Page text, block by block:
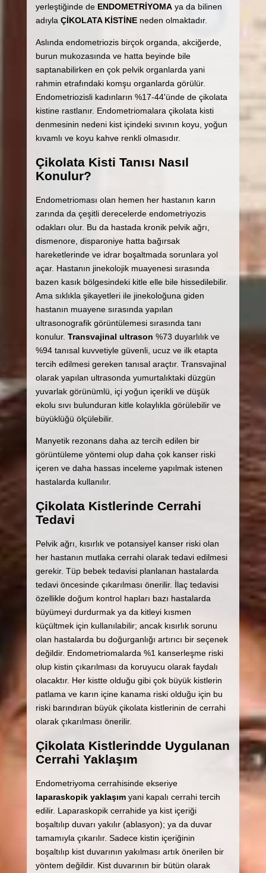
yerleştiğinde de ENDOMETRİYOMAya da bilinen
adıyla ÇİKOLATA KİSTİNEneden olmaktadır.
Aslında endometriozis birçok organda, akciğerde,
burun mukozasında ve hatta beyinde bile
saptanabilirken en çok pelvik organlarda yani
rahmin etrafındaki komşu organlarda görülür.
Endometriozisli kadınların %17-44'ünde de çikolata
kistine rastlanır. Endometriomalara çikolata kisti
denmesinin nedeni kist içindeki sıvının koyu, yoğun
kıvamlı ve koyu kahve renkli olmasıdır.
Çikolata Kisti Tanısı Nasıl
Konulur?
Endometrioması olan hemen her hastanın karın
zarında da çeşitli derecelerde endometriyozis
odakları olur. Bu da hastada kronik pelvik ağrı,
dismenore, disparoniye hatta bağırsak
hareketlerinde ve idrar boşaltmada sorunlara yol
açar. Hastanın jinekolojik muayenesi sırasında
bazen kasık bölgesindeki kitle elle bile hissedilebilir.
Ama sıklıkla şikayetleri ile jinekoloğuna giden
hastanın muayene sırasında yapılan
ultrasonografik görüntülemesi sırasında tanı
konulur. Transvajinal ultrason %73 duyarlılık ve
%94 tanısal kuvvetiyle güvenli, ucuz ve ilk etapta
tercih edilmesi gereken tanısal araçtır. Transvajinal
olarak yapılan ultrasonda yumurtalıktaki düzgün
yuvarlak görünümlü, içi yoğun içerikli ve düşük
ekolu sıvı bulunduran kitle kolaylıkla görülebilir ve
büyüklüğü ölçülebilir.
Manyetik rezonans daha az tercih edilen bir
görüntüleme yöntemi olup daha çok kanser riski
içeren ve daha hassas inceleme yapılmak istenen
hastalarda kullanılır.
Çikolata Kistlerinde Cerrahi
Tedavi
Pelvik ağrı, kısırlık ve potansiyel kanser riski olan
her hastanın mutlaka cerrahi olarak tedavi edilmesi
gerekir. Tüp bebek tedavisi planlanan hastalarda
tedavi öncesinde çıkarılması önerilir. İlaç tedavisi
özellikle doğum kontrol hapları bazı hastalarda
büyümeyi durdurmak ya da kitleyi kısmen
küçültmek için kullanılabilir; ancak kısırlık sorunu
olan hastalarda bu doğurganlığı artırıcı bir seçenek
değildir. Endometriomalarda %1 kanserleşme riski
olup kistin çıkarılması da koruyucu olarak faydalı
olacaktır. Her kistte olduğu gibi çok büyük kistlerin
patlama ve karın içine kanama riski olduğu için bu
riski barındıran büyük çikolata kistlerinin de cerrahi
olarak çıkarılması önerilir.
Çikolata Kistlerindde Uygulanan
Cerrahi Yaklaşım
Endometriyoma cerrahisinde ekseriye
laparaskopik yaklaşımyani kapalı cerrahi tercih
edilir. Laparaskopik cerrahide ya kist içeriği
boşaltılıp duvarı yakılır (ablasyon); ya da duvar
tamamıyla çıkarılır. Sadece kistin içeriğinin
boşaltılıp kist duvarının yakılması artık önerilen bir
yöntem değildir. Kist duvarının bir bütün olarak